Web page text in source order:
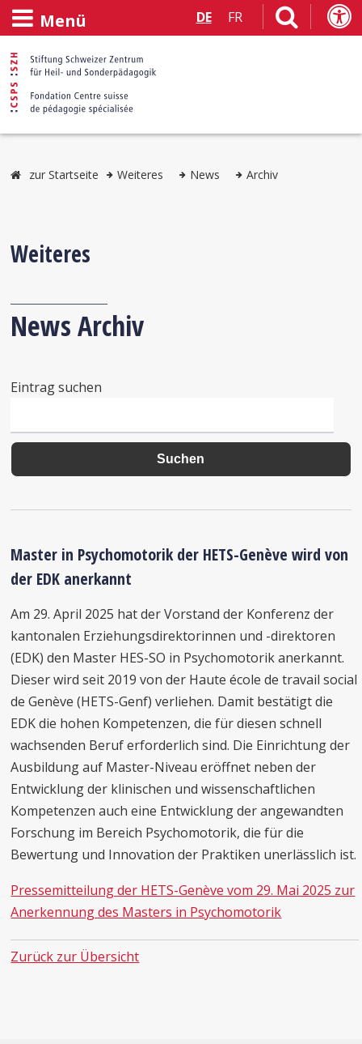
Menü DE FR
zur Startseite Weiteres News Archiv
Weiteres
News Archiv
Eintrag suchen
Master in Psychomotorik der HETS-Genève wird von
der EDK anerkannt
Am 29. April 2025 hat der Vorstand der Konferenz der
kantonalen Erziehungsdirektorinnen und -direktoren
(EDK) den Master HES-SO in Psychomotorik anerkannt.
Dieser wird seit 2019 von der Haute école de travail social
de Genève (HETS-Genf) verliehen. Damit bestätigt die
EDK die hohen Kompetenzen, die für diesen schnell
wachsenden Beruf erforderlich sind. Die Einrichtung der
Ausbildung auf Master-Niveau eröffnet neben der
Entwicklung der klinischen und wissenschaftlichen
Kompetenzen auch eine Entwicklung der angewandten
Forschung im Bereich Psychomotorik, die für die
Bewertung und Innovation der Praktiken unerlässlich ist.
Pressemitteilung der HETS-Genève vom 29. Mai 2025 zur
Anerkennung des Masters in Psychomotorik
Zurück zur Übersicht